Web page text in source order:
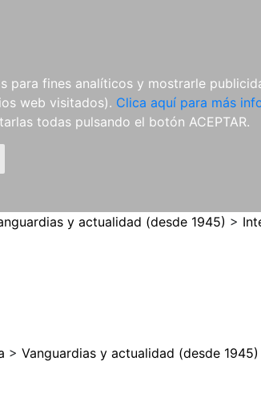
para fines analíticos y mostrarle
web visitados). Clica aquí para más
todas pulsando el botón ACEPTAR.
Y EDICIONES
REVISTAS
CDS Y
DVDS
y actualidad (desde 1945) >
> Vanguardias y actualidad (desde 1945)